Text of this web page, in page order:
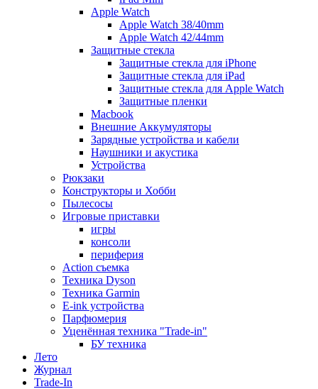
Apple Watch
Apple Watch 38/40mm
Apple Watch 42/44mm
Защитные стекла
Защитные стекла для iPhone
Защитные стекла для iPad
Защитные стекла для Apple Watch
Защитные пленки
Macbook
Внешние Аккумуляторы
Зарядные устройства и кабели
Наушники и акустика
Устройства
Рюкзаки
Конструкторы и Хобби
Пылесосы
Игровые приставки
игры
консоли
периферия
Action съемка
Техника Dyson
Техника Garmin
E-ink устройства
Парфюмерия
Уценённая техника "Trade-in"
БУ техника
Лето
Журнал
Trade-In